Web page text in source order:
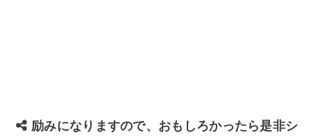
励みになりますので、おもしろかったら是非シ